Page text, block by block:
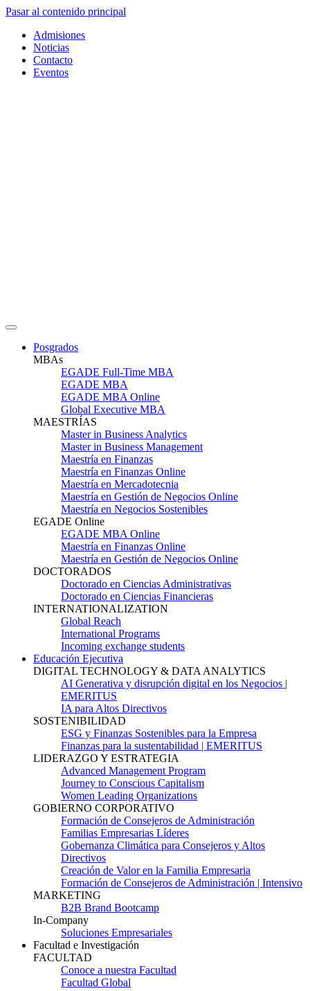
Pasar al contenido principal
Admisiones
Noticias
Contacto
Eventos
Posgrados
MBAs
EGADE Full-Time MBA
EGADE MBA
EGADE MBA Online
Global Executive MBA
MAESTRÍAS
Master in Business Analytics
Master in Business Management
Maestría en Finanzas
Maestría en Finanzas Online
Maestría en Mercadotecnia
Maestría en Gestión de Negocios Online
Maestría en Negocios Sostenibles
EGADE Online
EGADE MBA Online
Maestría en Finanzas Online
Maestría en Gestión de Negocios Online
DOCTORADOS
Doctorado en Ciencias Administrativas
Doctorado en Ciencias Financieras
INTERNATIONALIZATION
Global Reach
International Programs
Incoming exchange students
Educación Ejecutiva
DIGITAL TECHNOLOGY & DATA ANALYTICS
AI Generativa y disrupción digital en los Negocios |
EMERITUS
IA para Altos Directivos
SOSTENIBILIDAD
ESG y Finanzas Sostenibles para la Empresa
Finanzas para la sustentabilidad | EMERITUS
LIDERAZGO Y ESTRATEGIA
Advanced Management Program
Journey to Conscious Capitalism
Women Leading Organizations
GOBIERNO CORPORATIVO
Formación de Consejeros de Administración
Familias Empresarias Líderes
Gobernanza Climática para Consejeros y Altos
Directivos
Creación de Valor en la Familia Empresaria
Formación de Consejeros de Administración | Intensivo
MARKETING
B2B Brand Bootcamp
In-Company
Soluciones Empresariales
Facultad e Investigación
FACULTAD
Conoce a nuestra Facultad
Facultad Global